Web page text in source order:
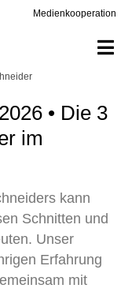
Medienkooperation
im
kann
Schnitten und
Unser
Erfahrung
mit